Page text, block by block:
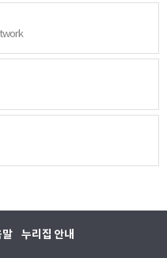
누리집 안내